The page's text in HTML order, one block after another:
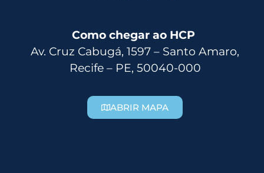
Como chegar ao HCP
Av. Cruz Cabugá, 1597 – Santo Amaro,
Recife – PE, 50040-000
ABRIR MAPA